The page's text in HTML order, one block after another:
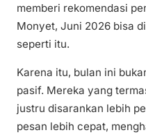
memberi rekomendasi
Monyet, Juni 2026 bisa
seperti itu.
Karena itu, bulan ini
pasif. Mereka yang
justru disarankan lebih
pesan lebih cepat,